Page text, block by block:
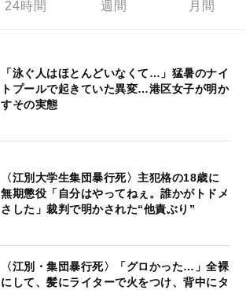
24時間 週間 月間
「泳ぐ人はほとんどいなくて…」猛暑のナイ
トプールで起きていた異変…港区女子が明か
すその実態
〈江別大学生集団暴行死〉主犯格の18歳に
無期懲役「自分はやってねぇ。誰かがトドメ
さした」裁判で明かされた“他責ぶり”
〈江別・集団暴行死〉「グロかった…」全裸
にして、髪にライターで火をつけ、背中にタ